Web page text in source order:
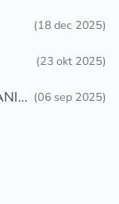
(18 dec 2025)
(23 okt 2025)
(06 sep 2025)